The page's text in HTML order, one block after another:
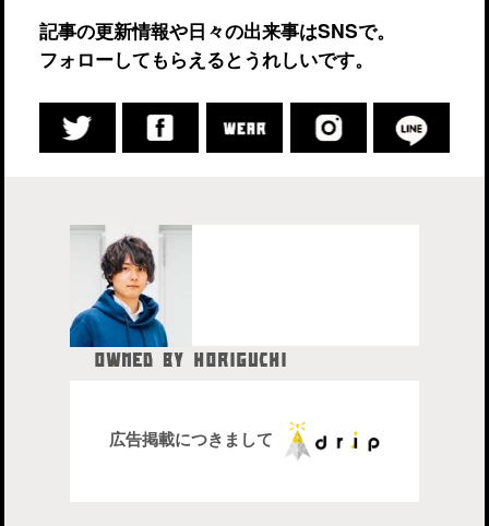
記事の更新情報や日々の出来事はSNSで。
フォローしてもらえるとうれしいです。
OWNED BY HORIGUCHI
株式会社drip代表取締役社長
広告掲載につきまして